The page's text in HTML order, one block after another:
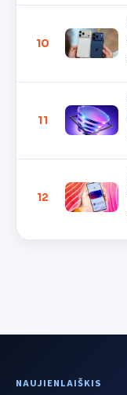
10
11
12
NAUJIENLAIŠKIS